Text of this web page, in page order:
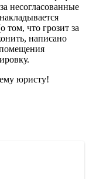
несогласованные
том, что грозит за
написано
юристу!